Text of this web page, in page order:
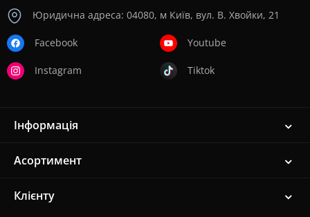
Юридична адреса: 04080, м Київ, вул. В. Хвойки, 21
Facebook
Instagram
Youtube
Tiktok
Інформація
Асортимент
Клієнту